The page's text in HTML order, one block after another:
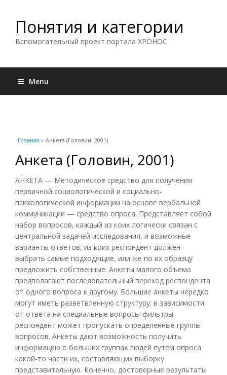
Понятия и категории
Вспомогательный проект портала ХРОНОС
Menu
Вы здесь
Главная » Анкета (Головин, 2001)
Анкета (Головин, 2001)
АНКЕТА — Методическое средство для получения
первичной социологической и социально-
психологической информации на основе вербальной
коммуникации — средство опроса. Представляет собой
набор вопросов, каждый из коих логически связан с
центральной задачей исследования, и возможные
варианты ответов, из коих респондент должен
выбрать самые подходящие, или же по их образцу
предложить собственные. Анкеты малого объема
предполагают последовательный переход респондента
от одного вопроса к другому. Большие анкеты нередко
могут иметь разветвленную структуру: в зависимости
от ответа на специальные вопросы-фильтры
респондент может пропускать определенные группы
вопросов. Анкеты дают возможность получить
информацию о больших группах людей путем опроса
какой-то части их, составляющих выборку
представительную. Конечно, достоверные результаты